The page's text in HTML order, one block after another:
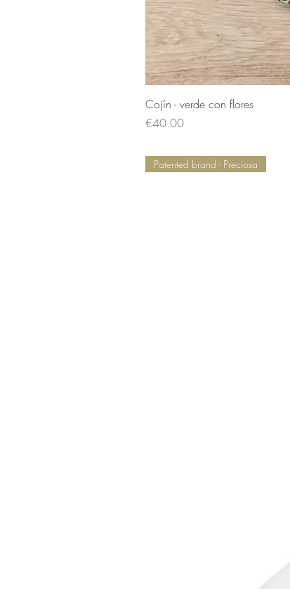
Cojín - verde con flores
Price
€40.00
Patented brand - Preciosa